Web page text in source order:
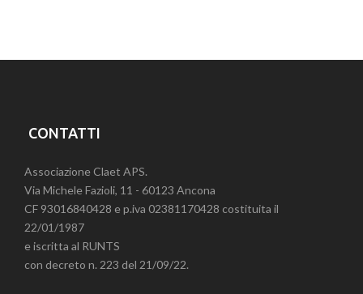
CONTATTI
Associazione Claet APS.
Via Michele Fazioli, 11 - 60123 Ancona
CF 93016840428 e p.iva 02381170428 costituita il
22/01/1987
e iscritta al RUNTS
con decreto n. 223 del 21/09/22.